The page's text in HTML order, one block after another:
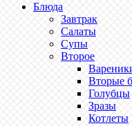
Блюда
Завтрак
Салаты
Супы
Второе
Вторые
Голубцы
Зразы
Котлеты